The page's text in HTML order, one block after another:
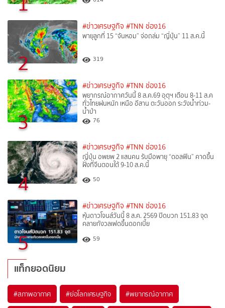
2
#ข่าวเศรษฐกิจ #TNN ช่อง16
พายุลูกที่ 15 “จันหอม” จ่อถล่ม “ญี่ปุ่น” 11 ส.ค.นี้
319
3
#ข่าวเศรษฐกิจ #TNN ช่อง16
พยากรณ์อากาศวันนี้ 8 ส.ค.69 อุตุฯ เตือน 8-11 ส.ค
ทั่วไทยฝนหนัก เหนือ อีสาน ตะวันออก ระวังน้ำท่วม-
น้ำป่า
76
4
#ข่าวเศรษฐกิจ #TNN ช่อง16
ญี่ปุ่น อพยพ 2 แสนคน รับมือพายุ “ดอลฟิน” คาดขึ้น
ฝั่งที่จีนตอนใต้ 9-10 ส.ค.นี้
50
5
#ข่าวเศรษฐกิจ #TNN ช่อง16
หุ้นดาวโจนส์วันนี้ 8 ส.ค. 2569 ปิดบวก 151.83 จุด
คลายกังวลเฟดขึ้นดอกเบี้ย
59
แท็กยอดนิยม
#สภาพอากาศ #ย่อโลกเศรษฐกิจ #พยากรณ์อากาศ